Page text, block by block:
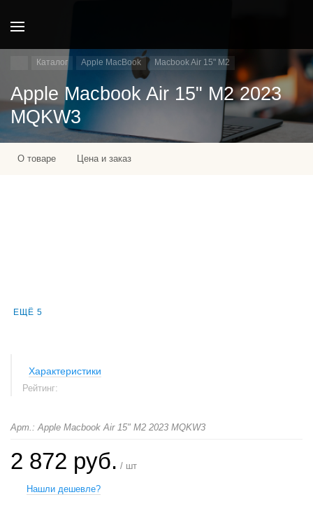
Каталог Apple MacBook Macbook Air 15" M2
Apple Macbook Air 15" M2 2023
MQKW3
О товаре Цена и заказ
ЕЩЁ 5
Характеристики
Рейтинг:
Арт.: Apple Macbook Air 15" M2 2023 MQKW3
2 872 руб. / шт
Нашли дешевле?